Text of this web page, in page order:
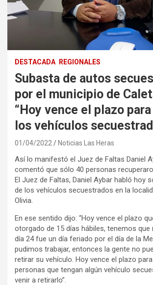
DESTACADA REGIONALES
Subasta de autos
por el municipio de
“Hoy vence el plazo
los vehículos
01/04/2022 Noticias Las Heras
Así lo manifestó el Juez de Faltas Daniel
comentó que sólo 40 personas
El Juez de Faltas, Daniel Aybar habló hoy
de los vehículos secuestrados en la
Olivia.
En ese sentido dijo: “Hoy vence el plazo
otorgado de 15 días hábiles, tenemos que
día 24 fue un día feriado por el día de la
pudimos trabajar, entonces la gente no
retirar su vehículo. Hoy vence el plazo
personas que tengan algún vehículo
venir a retirarlo”.